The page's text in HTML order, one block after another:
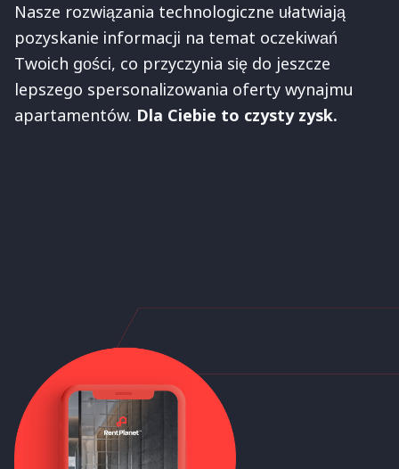
Nasze rozwiązania technologiczne ułatwiają
pozyskanie informacji na temat oczekiwań
Twoich gości, co przyczynia się do jeszcze
lepszego spersonalizowania oferty wynajmu
apartamentów. Dla Ciebie to czysty zysk.